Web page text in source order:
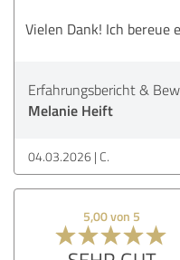
Vielen Dank! Ich bereue
Erfahrungsbericht &
Melanie Heift
04.03.2026 C.
5,00 von 5